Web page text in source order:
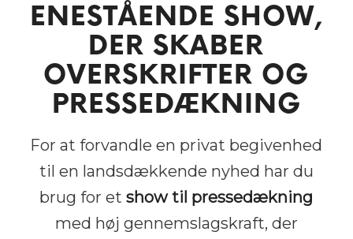
ENESTÅENDE SHOW,
DER SKABER
OVERSKRIFTER OG
PRESSEDÆKNING
For at forvandle en privat begivenhed
til en landsdækkende nyhed har du
brug for etshow til pressedækning
med høj gennemslagskraft, der